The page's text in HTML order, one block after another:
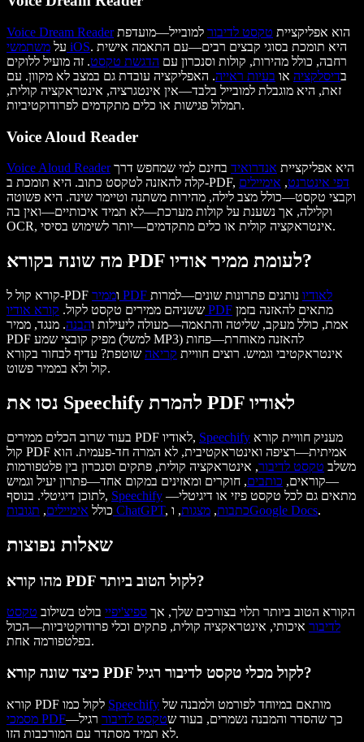
Voice Dream Reader הוא אפליקציית טקסט לדיבור למובייל—מועדפת
על משתמשי iOS. היא תומכת בסוגי קבצים רבים—עם התאמה אישית
רחבה, כולל מהירות, קולות וסנכרון עם הדגשת טקסט. זה מועיל ללוקים
בדיסלקציה או בעיות ראייה. האפליקציה עובדת גם במצב לא מקוון. עם
זאת, היא מוגבלת למובייל בלבד—אין אינטגרציה, אינטראקציה קולית,
תמלול פגישות או כלים מתקדמים לפרודוקטיביות.
Voice Aloud Reader
Voice Aloud Reader היא אפליקציית אנדרואיד בחינם למי שמחפש דרך
קלה להאזנה לטקסט כתוב. היא תומכת ב-PDF,
דפי אינטרנט, אימיילים
וקבצי טקסט—כולל מצב לילה, מהירות משתנה וטיימר שינה. היא פשוטה
וקלילה, אך נשענת על קולות מערכת—לא תמיד איכותיים—ואין בה
OCR, אינטראקציה קולית או כלים מתקדמים—יותר לשימוש בסיסי.
מה שונה בקורא PDF לעומת ממיר אודיו?
קורא קול ל-PDF ו ממיר PDF לאודיו נותנים פתרונות שונים—למרות
ששניהם ממירים טקסט לקול. קורא אודיו PDF
אמת, כולל מעקב, שליטה והתאמה—מעולה ליעילות והבנה. מנגד, ממיר
PDF מפיק קובצי שמע (למשל MP3) להאזנה מאוחרת—פחות
אינטראקטיבי וגמיש. רוצים חוויית קריאה שוטפת? עדיף לבחור בקורא
קול ולא בממיר פשוט.
נסו את Speechify להמרת PDF לאודיו
בעוד שרוב הכלים ממירים PDF לאודיו, Speechify
קול PDF אמיתית—רציפה ואינטראקטיבית, לא המרה חד-פעמית. הוא
משלב טקסט לדיבור, אינטראקציה קולית, פתקים וסנכרון בין פלטפורמות
—קוראים, כותבים, חוקרים ומאזינים במקום אחד—פתרון יעיל וגמיש
לתוכן דיגיטלי. בנוסף, Speechify
כולל אימיילים, תגובות ChatGPT, כתבות, מצגות, ו Google Docs.
שאלות נפוצות
מהו קורא PDF לקול הטוב ביותר?
הקורא הטוב ביותר תלוי בצורכים שלך, אך ספיצ'יפיי בולט בשילוב טקסט
לדיבור איכותי, אינטראקציה קולית, פתקים וכלי פרודוקטיביות—הכול
בפלטפורמה אחת.
כיצד שונה קורא PDF לקול מכלי טקסט לדיבור רגיל?
Speechify מותאם במיוחד לפורמט ולמבנה של
מסמכי PDF
—כך שהסדר והמבנה נשמרים, בעוד שטקסט לדיבור רגיל
לא תמיד מסתדר עם המורכבות הזו.